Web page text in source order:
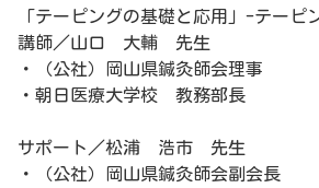
「テーピングの基礎と応用」-テーピ
講師／山口 大輔 先生
・（公社）岡山県鍼灸師会理事
・朝日医療大学校 教務部長
サポート／松浦 浩市 先生
・（公社）岡山県鍼灸師会副会長